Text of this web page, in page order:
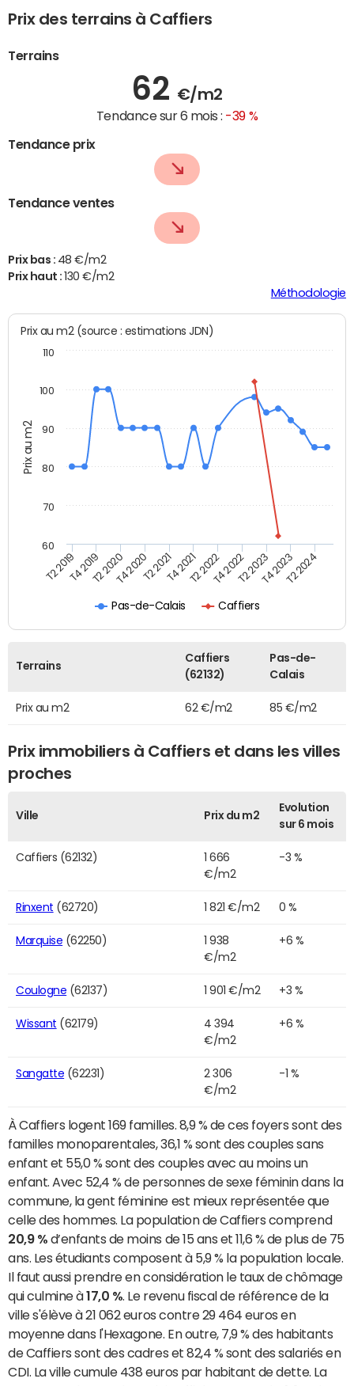
Prix des terrains à Caffiers
Terrains
62 €/m2
Tendance sur 6 mois : -39 %
Tendance prix
Tendance ventes
Prix bas : 48 €/m2
Prix haut :130 €/m2
Méthodologie
Prix au m2
Prix au m2 (source : estimations JDN)
Pas-de-Calais Caffiers
T2 2019T4 2019T2 2020T4 2020T2 2021T4 2021T2 2022T4 2022T2 2023T4 2023T2 2024
60
70
80
90
100
110
Terrains
Caffiers
(62132)
Pas-de-
Calais
Prix au m2 62 €/m2 85 €/m2
Prix immobiliers à Caffiers et dans les villes
proches
Ville Prix du m2
Evolution
sur 6 mois
Caffiers (62132)
1 666
€/m2
-3 %
Rinxent (62720) 1 821 €/m2 0 %
Marquise (62250)
1 938
€/m2
+6 %
Coulogne (62137) 1 901 €/m2 +3 %
Wissant (62179)
4 394
€/m2
+6 %
Sangatte (62231)
2 306
€/m2
-1 %
À Caffiers logent 169 familles. 8,9 % de ces foyers sont des
familles monoparentales, 36,1 % sont des couples sans
enfant et 55,0 % sont des couples avec au moins un
enfant. Avec 52,4 % de personnes de sexe féminin dans la
commune, la gent féminine est mieux représentée que
celle des hommes. La population de Caffiers comprend
20,9 % d’enfants de moins de 15 ans et 11,6 % de plus de 75
ans. Les étudiants composent à 5,9 % la population locale.
Il faut aussi prendre en considération le taux de chômage
qui culmine à17,0 % . Le revenu fiscal de référence de la
ville s'élève à 21 062 euros contre 29 464 euros en
moyenne dans l'Hexagone. En outre, 7,9 % des habitants
de Caffiers sont des cadres et 82,4 % sont des salariés en
CDI. La ville cumule 438 euros par habitant de dette. La